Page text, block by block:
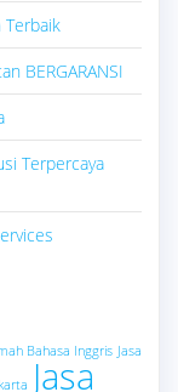
Terbaik
BERGARANSI
Terpercaya
Bahasa Inggris Jasa
Jasa